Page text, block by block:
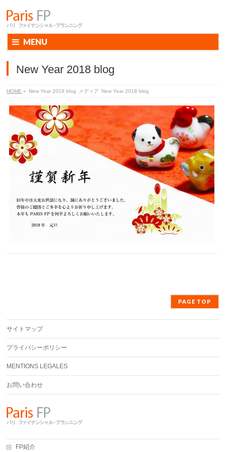
MENU
New Year 2018 blog
HOME » New Year 2018 blog メディア New Year 2018 blog
PAGE TOP
サイトマップ
プライバシーポリシー
MENTIONS LEGALES
お問い合わせ
FP紹介